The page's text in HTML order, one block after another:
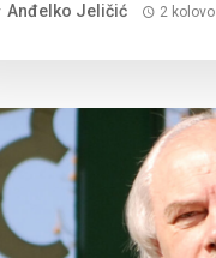
TRETMAN…
Anđelko Jeličić 2